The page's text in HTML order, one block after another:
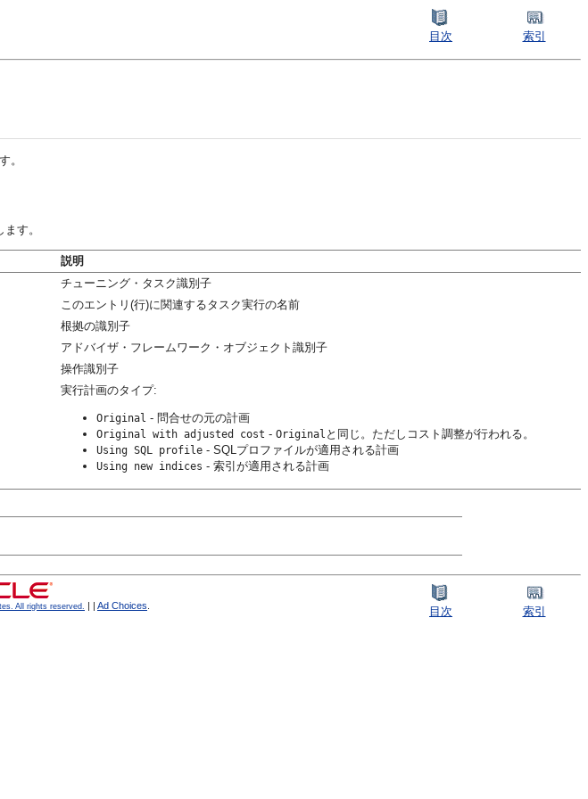
目次 索引
。
す。
説明
チューニング・タスク識別子
このエントリ(行)に関連するタスク実行の名前
根拠の識別子
アドバイザ・フレームワーク・オブジェクト識別子
操作識別子
実行計画のタイプ:
Original - 問合せの元の計画
Original with adjusted cost - Original と同じ。ただしコスト調整が行われる。
Using SQL profile - SQLプロファイルが適用される計画
Using new indices - 索引が適用される計画
All rights reserved. | | Ad Choices 目次 索引